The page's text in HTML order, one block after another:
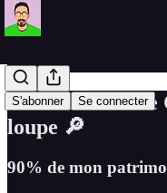
S'abonner Se connecter
#102 - La
loupe 🔎
90% de mon